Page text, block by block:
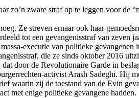
zo’n zware straf op te leggen voor
Ze streven ernaar ook haar
tot een gevangenisstraf van
executie van politieke gevangenen
die ze sinds oktober 2016
door de Revolutionaire Garde in
activist Arash Sadeghi. Hij
waarin zij de toestand van de Evin
met enige politieke gevangene hadden.